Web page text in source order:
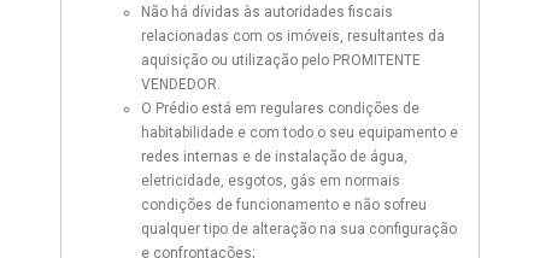
Não há dívidas às autoridades fiscais
relacionadas com os imóveis, resultantes da
aquisição ou utilização pelo PROMITENTE
VENDEDOR.
O Prédio está em regulares condições de
habitabilidade e com todo o seu equipamento e
redes internas e de instalação de água,
eletricidade, esgotos, gás em normais
condições de funcionamento e não sofreu
qualquer tipo de alteração na sua configuração
e confrontações;